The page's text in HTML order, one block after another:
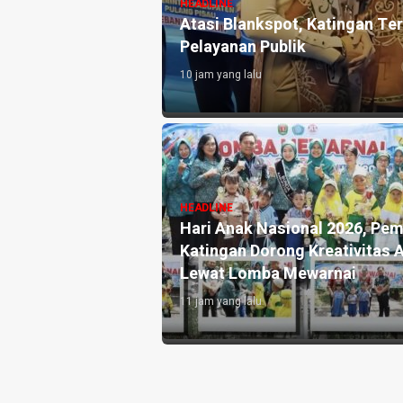
HEADLINE
Atasi Blankspot, Katingan
Pelayanan Publik
10 jam yang lalu
HEADLINE
Hari Anak Nasional 2026,
Katingan Dorong Kreativitas
Lewat Lomba Mewarnai
11 jam yang lalu